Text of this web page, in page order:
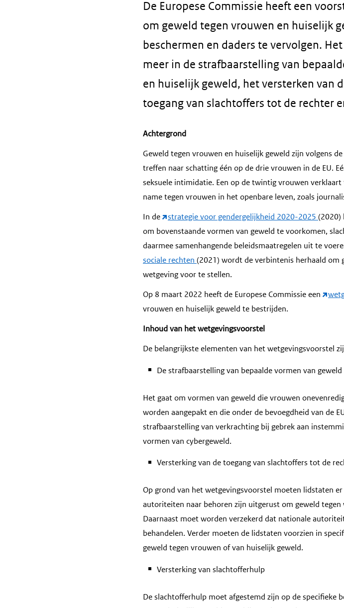
De Europese Commissie heeft een
om geweld tegen vrouwen en huiselijk
beschermen en daders te vervolgen.
meer in de strafbaarstelling van
en huiselijk geweld, het versterken van
toegang van slachtoffers tot de rechter
Achtergrond
Geweld tegen vrouwen en huiselijk geweld zijn volgens
treffen naar schatting één op de drie vrouwen in de EU.
seksuele intimidatie. Een op de twintig vrouwen
name tegen vrouwen in het openbare leven, zoals
In de
strategie voor gendergelijkheid 2020-2025 (2020)
om bovenstaande vormen van geweld te voorkomen,
daarmee samenhangende beleidsmaatregelen uit te
sociale rechten (2021) wordt de verbintenis herhaald om
wetgeving voor te stellen.
Op 8 maart 2022 heeft de Europese Commissie een
vrouwen en huiselijk geweld te bestrijden.
Inhoud van het wetgevingsvoorstel
De belangrijkste elementen van het wetgevingsvoorstel
De strafbaarstelling van bepaalde vormen van geweld
Het gaat om vormen van geweld die vrouwen
worden aangepakt en die onder de bevoegdheid van de
strafbaarstelling van verkrachting bij gebrek aan
vormen van cybergeweld.
Versterking van de toegang van slachtoffers tot de
Op grond van het wetgevingsvoorstel moeten lidstaten
autoriteiten naar behoren zijn uitgerust om geweld
Daarnaast moet worden verzekerd dat nationale
behandelen. Verder moeten de lidstaten voorzien in
geweld tegen vrouwen of van huiselijk geweld.
Versterking van slachtofferhulp
De slachtofferhulp moet afgestemd zijn op de specifieke